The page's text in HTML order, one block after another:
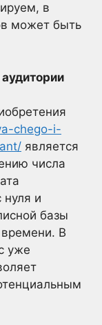
в
может быть
chego-i-
является
числа
нуля и
базы
времени. В
уже